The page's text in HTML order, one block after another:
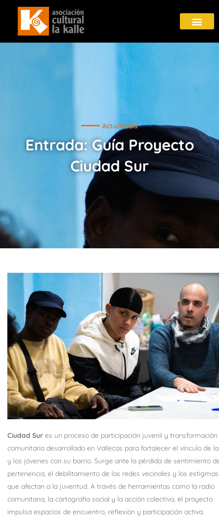
Actualidad
Entrada: Guía Proyecto
Ciudad Sur
Ciudad Sur es un proceso de participación juvenil y transformación
comunitaria desarrollado en Vallecas para fortalecer el vínculo de
y los jóvenes con su barrio. Surge ante la pérdida de sentimiento
pertenencia, el debilitamiento de las redes vecinales y los estigmas
que afectan a la juventud. A través de herramientas como la radio
comunitaria, la cartografía social y la acción colectiva, el proyecto
impulsa espacios de encuentro, reflexión y participación activa.